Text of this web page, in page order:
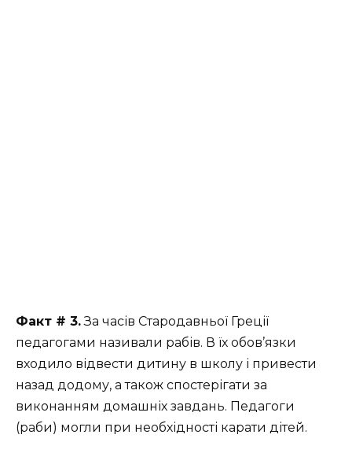
Факт # 3.За часів Стародавньої Греції
педагогами називали рабів. В їх обов’язки
входило відвести дитину в школу і привести
назад додому, а також спостерігати за
виконанням домашніх завдань. Педагоги
(раби) могли при необхідності карати дітей.